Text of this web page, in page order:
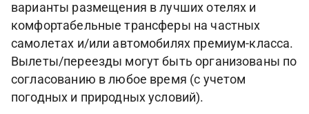
варианты размещения в лучших отелях и
комфортабельные трансферы на частных
самолетах и/или автомобилях премиум-класса.
Вылеты/переезды могут быть организованы по
согласованию в любое время (с учетом
погодных и природных условий).